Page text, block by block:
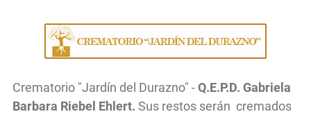
Crematorio "Jardín del Durazno" -Q.E.P.D. Gabriela
Barbara Riebel Ehlert. Sus restos serán cremados